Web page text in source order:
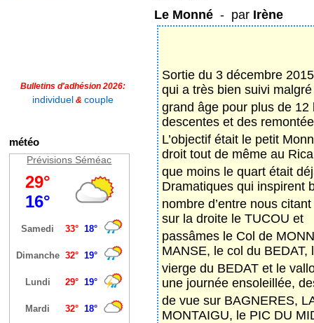
Bulletins d'adhésion 2026:
individuel & couple
météo
Prévisions Séméac
Le Monné - par Irène
Sortie du 3 décembre
qui a très bien suivi
grand âge pour plus de
descentes et des
L’objectif était le petit
droit tout de même au
que moins le quart était
Dramatiques qui inspirent
nombre d’entre nous
sur la droite le TUCOU et
passâmes le Col de
MANSE, le col du BEDAT,
vierge du BEDAT et le
une journée ensoleillée,
de vue sur BAGNERES,
MONTAIGU, le PIC DU